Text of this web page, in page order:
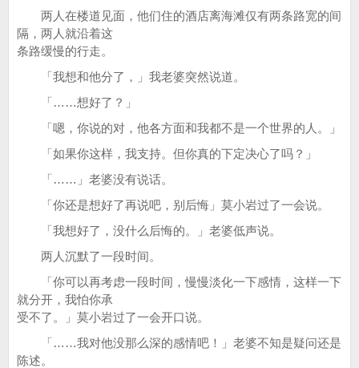
两人在楼道见面，他们住的酒店离海滩仅有两条路宽的间
隔，两人就沿着这
条路缓慢的行走。
「我想和他分了，」我老婆突然说道。
「……想好了？」
「嗯，你说的对，他各方面和我都不是一个世界的人。」
「如果你这样，我支持。但你真的下定决心了吗？」
「……」老婆没有说话。
「你还是想好了再说吧，别后悔」莫小岩过了一会说。
「我想好了，没什么后悔的。」老婆低声说。
两人沉默了一段时间。
「你可以再考虑一段时间，慢慢淡化一下感情，这样一下
就分开，我怕你承
受不了。」莫小岩过了一会开口说。
「……我对他没那么深的感情吧！」老婆不知是疑问还是
陈述。